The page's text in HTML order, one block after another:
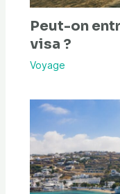
Peut-on
visa ?
Voyage